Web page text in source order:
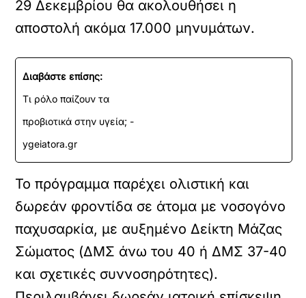
29 Δεκεμβρίου θα ακολουθήσει η
αποστολή ακόμα 17.000 μηνυμάτων.
Διαβάστε επίσης:
Τι ρόλο παίζουν τα
προβιοτικά στην υγεία; -
ygeiatora.gr
Το πρόγραμμα παρέχει ολιστική και
δωρεάν φροντίδα σε άτομα με νοσογόνο
παχυσαρκία, με αυξημένο Δείκτη Μάζας
Σώματος (ΔΜΣ άνω του 40 ή ΔΜΣ 37-40
και σχετικές συννοσηρότητες).